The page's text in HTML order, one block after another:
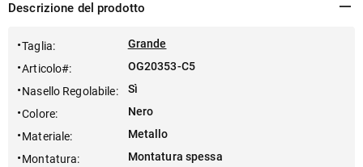
Descrizione del prodotto
Taglia:
Grande
Articolo#:
OG20353-C5
Nasello Regolabile:
Sì
Colore:
Nero
Materiale:
Metallo
Montatura:
Montatura spessa